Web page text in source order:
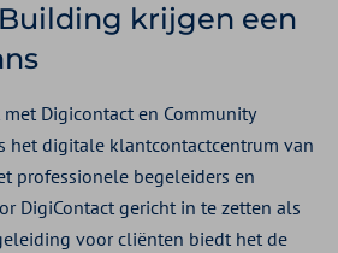
krijgen een
Digicontact en Community
het digitale klantcontactcentrum van
professionele begeleiders en
DigiContact gericht in te zetten als
voor cliënten biedt het de